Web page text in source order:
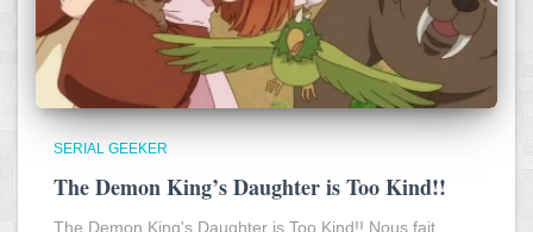
SERIAL GEEKER
The Demon King’s Daughter is Too Kind!!
The Demon King's Daughter is Too Kind!! Nous fait